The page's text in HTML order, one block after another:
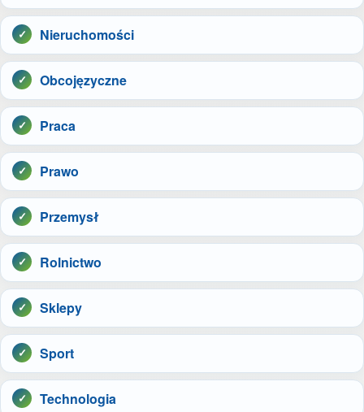
Nieruchomości
Obcojęzyczne
Praca
Prawo
Przemysł
Rolnictwo
Sklepy
Sport
Technologia